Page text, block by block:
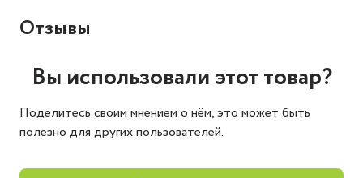
Отзывы
Вы использовали этот товар?
Поделитесь своим мнением о нём, это может быть
полезно для других пользователей.